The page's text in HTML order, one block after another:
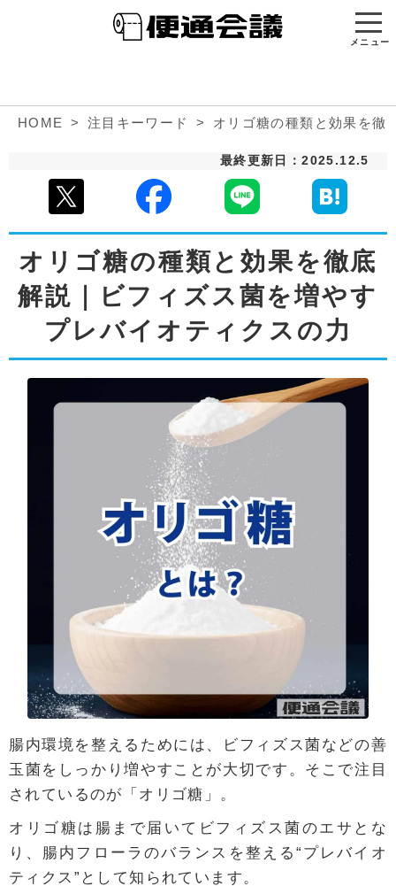
メニュー
HOME 注目キーワード オリゴ糖の種類と効果を徹
最終更新日：2025.12.5
オリゴ糖の種類と効果を徹底
解説｜ビフィズス菌を増やす
プレバイオティクスの力
腸内環境を整えるためには、ビフィズス菌などの善
玉菌をしっかり増やすことが大切です。そこで注目
されているのが「オリゴ糖」。
オリゴ糖は腸まで届いてビフィズス菌のエサとな
り、腸内フローラのバランスを整える“プレバイオ
ティクス”として知られています。